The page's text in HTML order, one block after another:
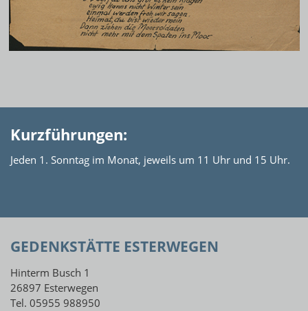
Kurzführungen:
Jeden 1. Sonntag im Monat, jeweils um 11 Uhr und 15 Uhr.
GEDENKSTÄTTE ESTERWEGEN
Hinterm Busch 1
26897 Esterwegen
Tel. 05955 988950